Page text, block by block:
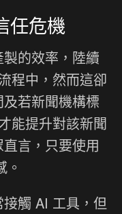
任危機
的效率，陸續
程中，然而這卻
若新聞機構標
能提升對該新聞
言，只要使用
觸 AI 工具，但